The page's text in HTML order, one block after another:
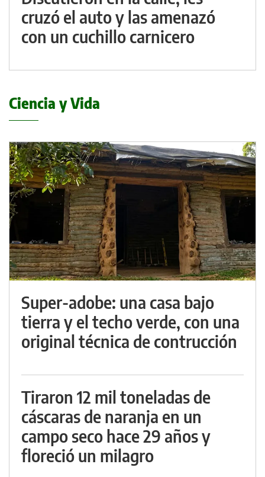
cruzó el auto y las amenazó
con un cuchillo carnicero
Ciencia y Vida
Super-adobe: una casa bajo
tierra y el techo verde, con una
original técnica de contrucción
Tiraron 12 mil toneladas de
cáscaras de naranja en un
campo seco hace 29 años y
floreció un milagro